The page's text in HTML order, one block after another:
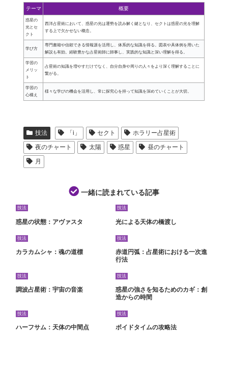
テーマ 概要
惑星の
光とセ
クト
西洋占星術において、惑星の光は運勢を読み解く鍵となり、セクトは惑星の光を理解
する上で欠かせない概念。
学び方
専門書籍や信頼できる情報源を活用し、体系的な知識を得る。図表や具体例を用いた
解説も有効。経験豊かな占星術師に師事し、実践的な知識と深い理解を得る。
学習の
メリッ
ト
占星術の知識を増やすだけでなく、自分自身や周りの人々をより深く理解することに
繋がる。
学習の
心構え
様々な学びの機会を活用し、常に探究心を持って知識を深めていくことが大切。
技法 「i」 セクト
ホラリー占星術
夜のチャート
太陽 惑星
昼のチャート
月
一緒に読まれている記事
技法
惑星の状態：アヴァスタ
技法
光による天体の橋渡し
技法
カラカムシャ：魂の道標
技法
赤道円弧：占星術における一次進
行法
技法
調波占星術：宇宙の音楽
技法
惑星の強さを知るためのカギ：創
造からの時間
技法
ハーフサム：天体の中間点
技法
ボイドタイムの攻略法